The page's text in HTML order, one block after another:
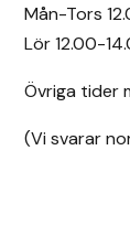
Mån-Tors
Lör 12.00-
Övriga tider
(Vi svarar